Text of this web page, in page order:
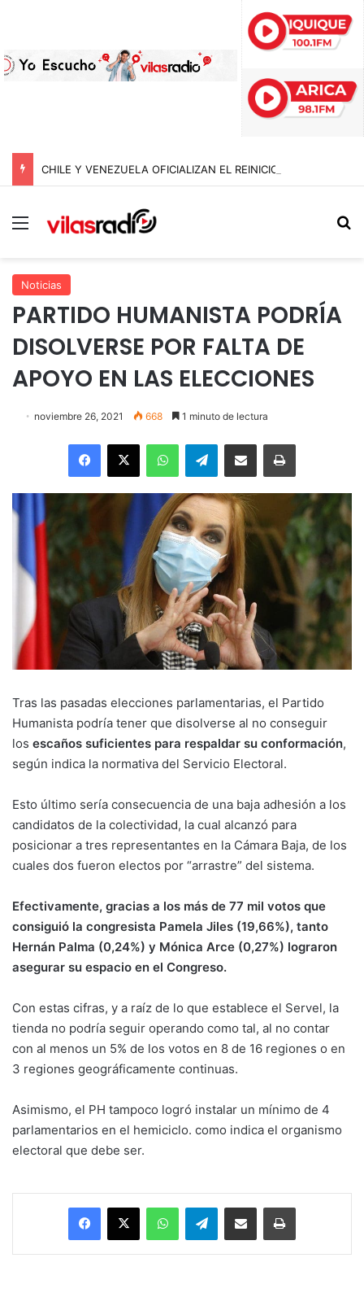
Menú
Noticias
PARTIDO HUMANISTA PODRÍA
DISOLVERSE POR FALTA DE
APOYO EN LAS ELECCIONES
noviembre 26, 2021 668 1 minuto de lectura
Facebook
X WhatsAppTelegramEnviar vía email Imprimir
Tras las pasadas elecciones parlamentarias, el Partido
Humanista podría tener que disolverse al no conseguir
los escaños suficientes para respaldar su conformación,
según indica la normativa del Servicio Electoral.
Esto último sería consecuencia de una baja adhesión a los
candidatos de la colectividad, la cual alcanzó para
posicionar a tres representantes en la Cámara Baja, de los
cuales dos fueron electos por “arrastre” del sistema.
Efectivamente, gracias a los más de 77 mil votos que
consiguió la congresista Pamela Jiles (19,66%), tanto
Hernán Palma (0,24%) y Mónica Arce (0,27%) lograron
asegurar su espacio en el Congreso.
Con estas cifras, y a raíz de lo que establece el Servel, la
tienda no podría seguir operando como tal, al no contar
con al menos un 5% de los votos en 8 de 16 regiones o en
3 regiones geográficamente continuas.
Asimismo, el PH tampoco logró instalar un mínimo de 4
parlamentarios en el hemiciclo. como indica el organismo
electoral que debe ser.
Facebook
X WhatsAppTelegramEnviar vía email Imprimir